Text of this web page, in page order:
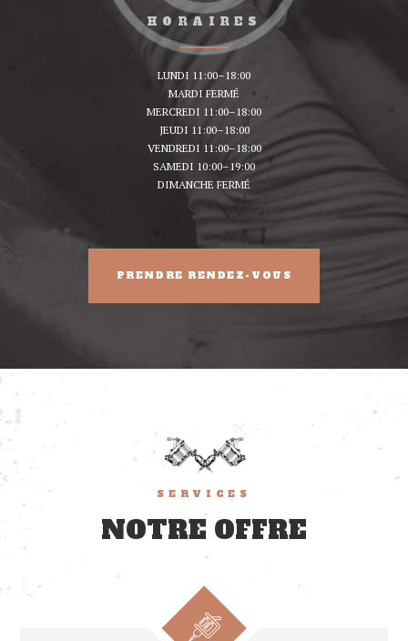
HORAIRES
LUNDI 11:00–18:00
MARDI FERMÉ
MERCREDI 11:00–18:00
JEUDI 11:00–18:00
VENDREDI 11:00–18:00
SAMEDI 10:00–19:00
DIMANCHE FERMÉ
PRENDRE RENDEZ-VOUS
SERVICES
NOTRE OFFRE